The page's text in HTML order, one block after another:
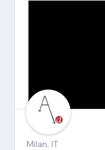
Milan, IT